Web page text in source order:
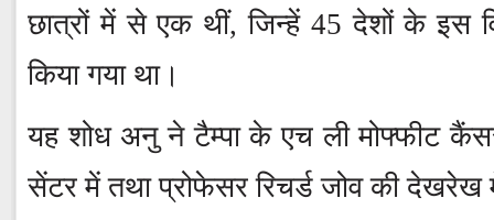
छात्रों में से एक थीं, जिन्हें 45 देशों के इस
किया गया था।
यह शोध अनु ने टैम्पा के एच ली मोफ्फीट
सेंटर में तथा प्रोफेसर रिचर्ड जोव की देखरेख